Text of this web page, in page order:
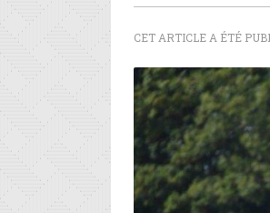
CET ARTICLE A ÉTÉ